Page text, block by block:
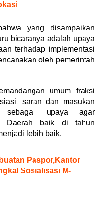
yang disampaikan
bicaranya adalah upaya
terhadap implementasi
oleh pemerintah
umum fraksi
saran dan masukan
sebagai upaya agar
Daerah baik di tahun
lebih baik.
Paspor,Kantor
Sosialisasi M-